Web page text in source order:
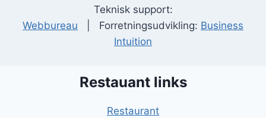
Teknisk support:
Webbureau | Forretningsudvikling: Business
Intuition
Restauant links
Restaurant